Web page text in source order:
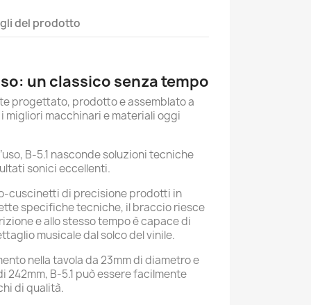
del prodotto
un classico senza tempo
progettato, prodotto e assemblato a
migliori macchinari e materiali oggi
B-5.1 nasconde soluzioni tecniche
sonici eccellenti.
cuscinetti di precisione prodotti in
specifiche tecniche, il braccio riesce
e allo stesso tempo è capace di
musicale dal solco del vinile.
nella tavola da 23mm di diametro e
B-5.1 può essere facilmente
di qualità.